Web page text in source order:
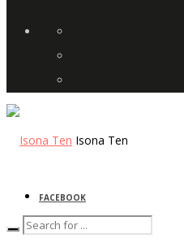
Isona Ten
0
FACEBOOK